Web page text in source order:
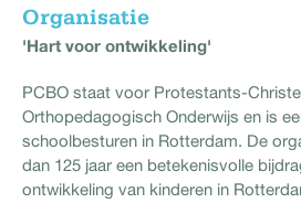
Organisatie
'Hart voor ontwikkeling'
PCBO staat voor Protestants-
Orthopedagogisch Onderwijs en is
schoolbesturen in Rotterdam. De
dan 125 jaar een betekenisvolle
ontwikkeling van kinderen in